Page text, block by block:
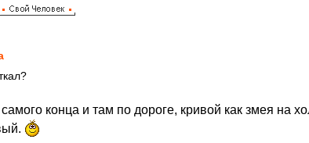
конца и там по дороге, кривой как змея на